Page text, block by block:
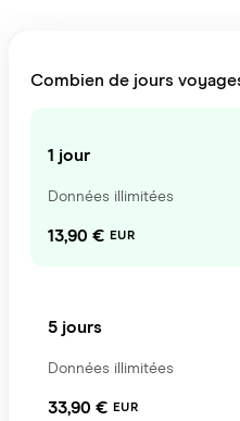
Combien de jours
1 jour
Données illimitées
13,90 € EUR
5 jours
Données illimitées
33,90 € EUR